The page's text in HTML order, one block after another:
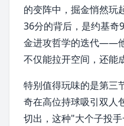
的变阵中， 掘金悄然玩
36分的背后，是约基奇
金进攻哲学的迭代——
不仅能拉开空间，还能
特别值得玩味的是第三
奇在高位持球吸引双人
切出，这种"大个子投手